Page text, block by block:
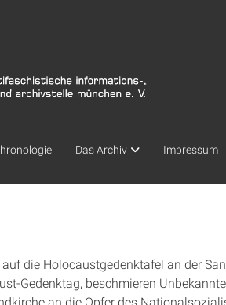
Das Archiv Impressum
die Holocaustgedenktafel an der
Gedenktag, beschmieren